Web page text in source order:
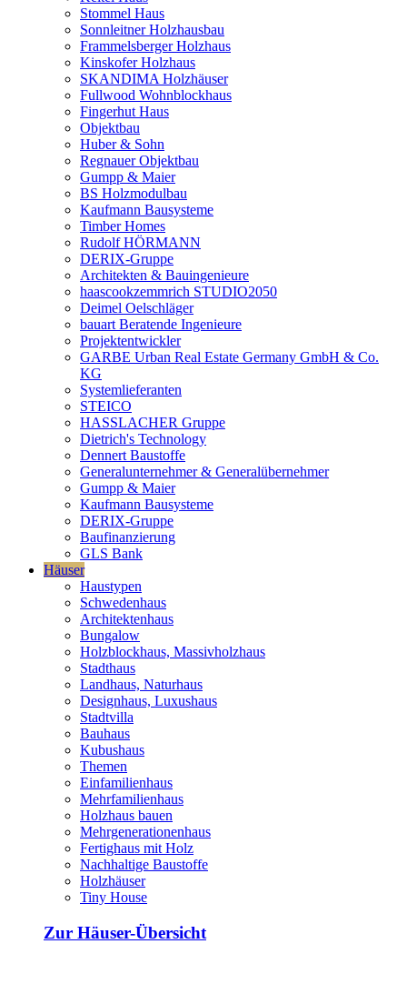
Stommel Haus
Sonnleitner Holzhausbau
Frammelsberger Holzhaus
Kinskofer Holzhaus
SKANDIMA Holzhäuser
Fullwood Wohnblockhaus
Fingerhut Haus
Objektbau
Huber & Sohn
Regnauer Objektbau
Gumpp & Maier
BS Holzmodulbau
Kaufmann Bausysteme
Timber Homes
Rudolf HÖRMANN
DERIX-Gruppe
Architekten & Bauingenieure
haascookzemmrich STUDIO2050
Deimel Oelschläger
bauart Beratende Ingenieure
Projektentwickler
GARBE Urban Real Estate Germany GmbH & Co.
KG
Systemlieferanten
STEICO
HASSLACHER Gruppe
Dietrich's Technology
Dennert Baustoffe
Generalunternehmer & Generalübernehmer
Gumpp & Maier
Kaufmann Bausysteme
DERIX-Gruppe
Baufinanzierung
GLS Bank
Häuser
Haustypen
Schwedenhaus
Architektenhaus
Bungalow
Holzblockhaus, Massivholzhaus
Stadthaus
Landhaus, Naturhaus
Designhaus, Luxushaus
Stadtvilla
Bauhaus
Kubushaus
Themen
Einfamilienhaus
Mehrfamilienhaus
Holzhaus bauen
Mehrgenerationenhaus
Fertighaus mit Holz
Nachhaltige Baustoffe
Holzhäuser
Tiny House
Zur Häuser-Übersicht